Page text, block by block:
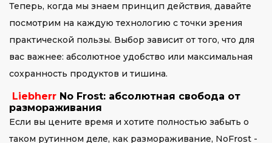
Теперь, когда мы знаем принцип действия, давайте
посмотрим на каждую технологию с точки зрения
практической пользы. Выбор зависит от того, что для
вас важнее: абсолютное удобство или максимальная
сохранность продуктов и тишина.
Liebherr No Frost: абсолютная свобода от
размораживания
Если вы цените время и хотите полностью забыть о
таком рутинном деле, как размораживание, NoFrost -